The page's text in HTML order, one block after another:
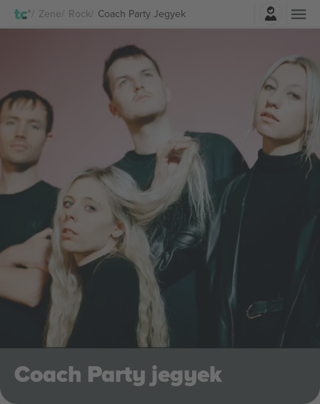
Zene Rock Coach Party JegyekBelépés
Coach Party jegyek